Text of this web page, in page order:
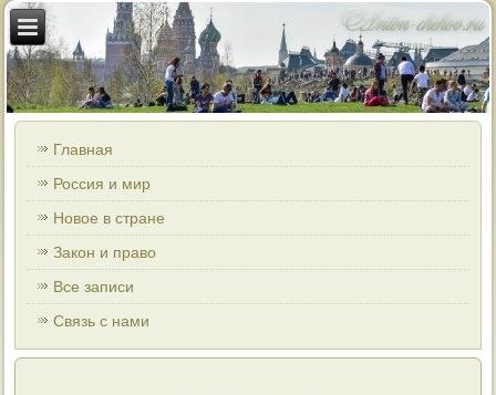
Главная
Россия и мир
Новое в стране
Закон и право
Все записи
Связь с нами